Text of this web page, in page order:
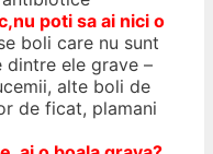
nu poti sa ai nici o
boli care nu sunt
dintre ele grave –
alte boli de
de ficat, plamani